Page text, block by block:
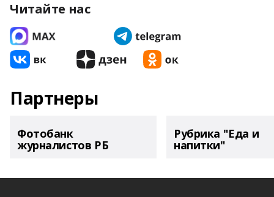
Читайте нас
Партнеры
Фотобанк
журналистов РБ
Рубрика "Еда и
напитки"